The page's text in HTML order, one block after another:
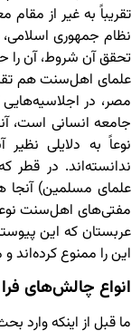
تقریباً به غیر از
نظام جمهوری
تحقق آن شروط، آن را
علمای اهل‌سنت هم
مصر، در
جامعه انسانی است،
نوعاً به دلایلی نظیر
ندانسته‌‌اند. در قطر
علمای مسلمین) آنجا
مفتی‌های اهل‌سنت نوعاً
عربستان که این
این را ممنوع
انواع چالش‌های
ما قبل از اینکه